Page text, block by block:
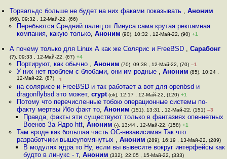
Торвальдс больше не будет на них факами показывать ,Аноним
(66), 09:32 , 12-Май-22, (66)
Перебьются Средний палец от Линуса сама крутая рекламная
компания, какую только, Аноним (90), 10:32 , 12-Май-22, (90) +1
А почему только для Linux А как же Солярис и FreeBSD ,Сарабонг
(?), 09:33 , 12-Май-22, (67) +4
Портируют, как обычно , Аноним (70), 09:38 , 12-Май-22, (70) –1
У них нет проблем с блобами, они им родные , Аноним (85), 10:24 ,
12-Май-22, (87) –1
на солярисе и FreeBSD и так работает а вот для openbsd и
dragonflybsd это может, crypt(ok), 12:17 , 12-Май-22, (120) +1
Потому что перечисленные тобою операционные системы по-
факту мертвы Ибо факт то, Аноним (151), 13:31 , 12-Май-22, (151) –3
Правда, факты эти существуют только в фантазиях опеннетных
Военов За Ядро htt, Аноним (-), 13:44 , 12-Май-22, (158) +1
Там вроде как большая часть ОС-независимая Так что
разработчики вышеупомянутых , Аноним (289), 16:19 , 13-Май-22, (289)
В модулях ядра то Ну, если вы вывесите вокруг интерфейсы как
будто в линукс - т, Аноним (332), 22:05 , 15-Май-22, (333)